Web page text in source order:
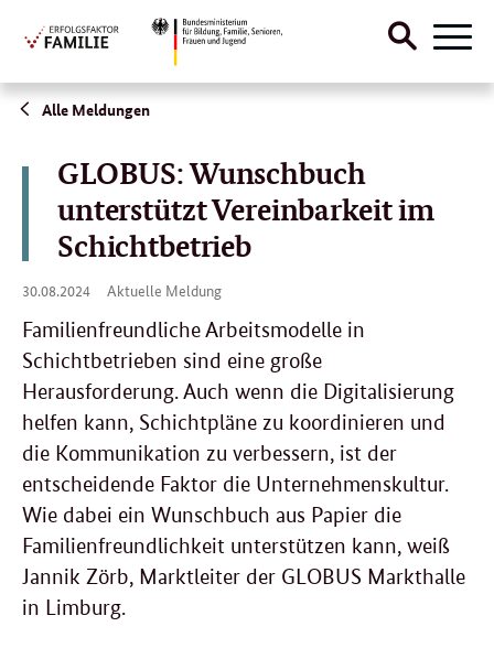
Direktlink:
Suche
Alle Meldungen
GLOBUS: Wunschbuch
unterstützt Vereinbarkeit im
Schichtbetrieb
30.08.2024 30.
2024
Aktuelle Meldung
Familienfreundliche Arbeitsmodelle in
Schichtbetrieben sind eine große
Herausforderung. Auch wenn die Digitalisierung
helfen kann, Schichtpläne zu koordinieren und
die Kommunikation zu verbessern, ist der
entscheidende Faktor die Unternehmenskultur.
Wie dabei ein Wunschbuch aus Papier die
Familienfreundlichkeit unterstützen kann, weiß
Jannik Zörb, Marktleiter der GLOBUS Markthalle
in Limburg.